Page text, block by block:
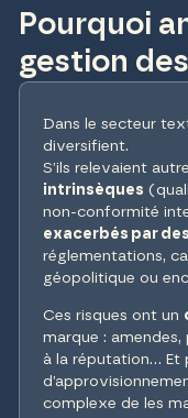
Pourquoi
gestion
Dans le secteur
diversifient.
S’ils relevaient
intrinsèques
non-conformité
exacerbés par
réglementations,
géopolitique ou
Ces risques ont un
marque :
à la réputation… Et
complexe de les